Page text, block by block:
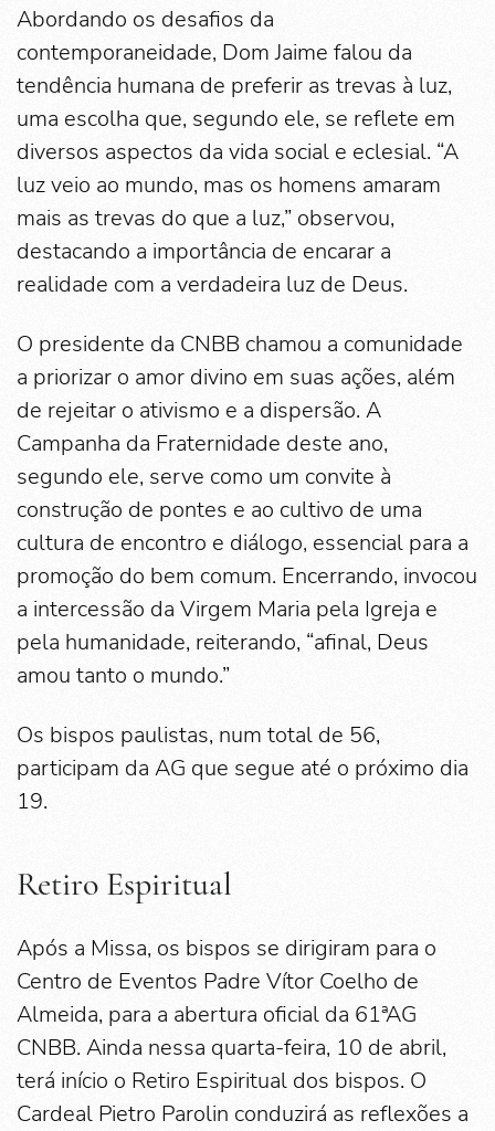
Abordando os desafios da
contemporaneidade, Dom Jaime falou da
tendência humana de preferir as trevas à luz,
uma escolha que, segundo ele, se reflete em
diversos aspectos da vida social e eclesial. “A
luz veio ao mundo, mas os homens amaram
mais as trevas do que a luz,” observou,
destacando a importância de encarar a
realidade com a verdadeira luz de Deus.
O presidente da CNBB chamou a comunidade
a priorizar o amor divino em suas ações, além
de rejeitar o ativismo e a dispersão. A
Campanha da Fraternidade deste ano,
segundo ele, serve como um convite à
construção de pontes e ao cultivo de uma
cultura de encontro e diálogo, essencial para a
promoção do bem comum. Encerrando, invocou
a intercessão da Virgem Maria pela Igreja e
pela humanidade, reiterando, “afinal, Deus
amou tanto o mundo.”
Os bispos paulistas, num total de 56,
participam da AG que segue até o próximo dia
19.
Retiro Espiritual
Após a Missa, os bispos se dirigiram para o
Centro de Eventos Padre Vítor Coelho de
Almeida, para a abertura oficial da 61ªAG
CNBB. Ainda nessa quarta-feira, 10 de abril,
terá início o Retiro Espiritual dos bispos. O
Cardeal Pietro Parolin conduzirá as reflexões a